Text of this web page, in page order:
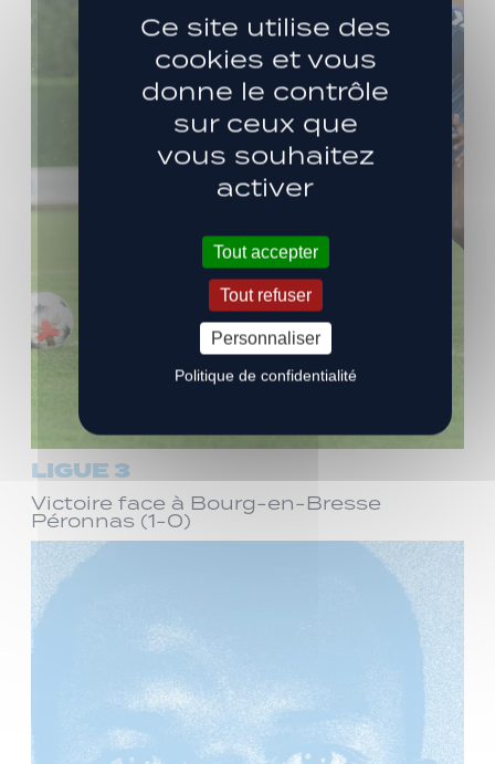
LIGUE 3
Victoire face à Bourg-en-Bresse
Péronnas (1-0)
Ce site utilise des
cookies et vous
donne le contrôle
sur ceux que
vous souhaitez
activer
Tout accepter
Tout refuser
Personnaliser
Politique de confidentialité